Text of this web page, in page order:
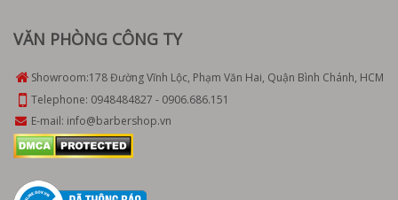
VĂN PHÒNG CÔNG TY
Showroom:178 Đường Vĩnh Lộc, Phạm Văn Hai, Quận Bình Chánh, HCM
Telephone: 0948484827 - 0906.686.151
E-mail: info@barbershop.vn